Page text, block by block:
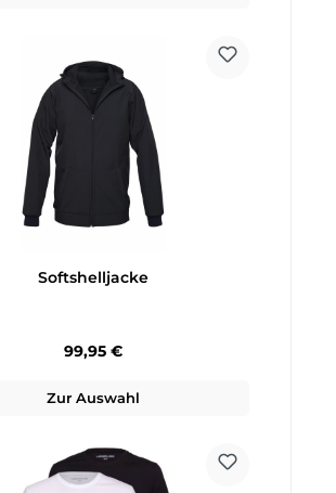
Softshelljacke
Regulärer Preis:
99,95 €
Zur Auswahl